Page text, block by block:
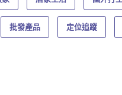
批發產品 定位追蹤